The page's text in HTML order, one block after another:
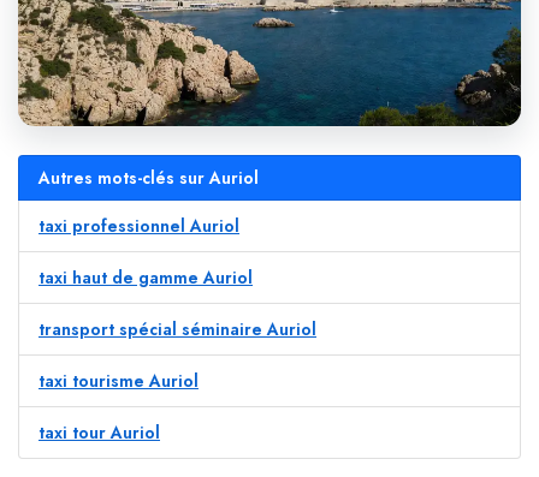
Autres mots-clés sur Auriol
taxi professionnel Auriol
taxi haut de gamme Auriol
transport spécial séminaire Auriol
taxi tourisme Auriol
taxi tour Auriol